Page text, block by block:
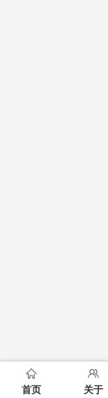
首页 关于